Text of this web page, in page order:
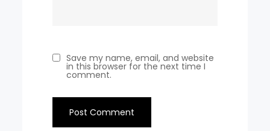
Save my name, email, and website
in this browser for the next time I
comment.